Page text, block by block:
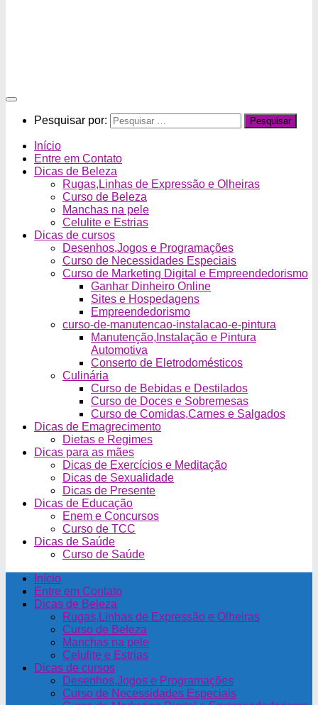
Pesquisar por:
Início
Entre em Contato
Dicas de Beleza
Rugas,Linhas de Expressão e Olheiras
Curso de Beleza
Manchas na pele
Celulite e Estrias
Dicas de cursos
Desenhos,Jogos e Programações
Curso de Necessidades Especiais
Curso de Marketing Digital e Empreendedorismo
Ganhar Dinheiro Online
Sites e Hospedagens
Empreendedorismo
curso-de-manutencao-instalacao-e-pintura
Manutenção,Instalação e Pintura
Automotiva
Conserto de Eletrodomésticos
Culinária
Curso de Bebidas e Destilados
Curso de Doces e Sobremesas
Curso de Comidas,Carnes e Salgados
Dicas de Emagrecimento
Dietas e Regimes
Dicas para as mães
Dicas de Exercícios e Meditação
Dicas de Sexualidade
Dicas de Presente
Dicas de Educação
Enem e Concursos
Curso de TCC
Dicas de Saúde
Curso de Saúde
Início
Entre em Contato
Dicas de Beleza
Rugas,Linhas de Expressão e Olheiras
Curso de Beleza
Manchas na pele
Celulite e Estrias
Dicas de cursos
Desenhos,Jogos e Programações
Curso de Necessidades Especiais